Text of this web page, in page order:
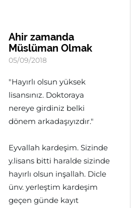
Ahir zamanda
Müslüman Olmak
05/09/2018
"Hayırlı olsun yüksek
lisansınız. Doktoraya
nereye girdiniz belki
dönem arkadaşıyızdır."
Eyvallah kardeşim. Sizinde
y.lisans bitti haralde sizinde
hayırlı olsun inşallah. Dicle
ünv. yerleştim kardeşim
geçen günde kayıt